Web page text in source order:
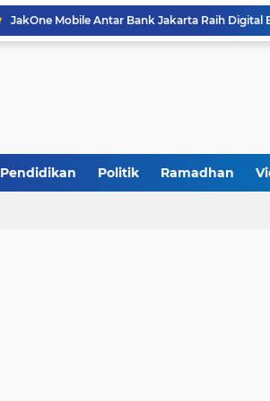
Sinergi Fiskal Moneter: Arah Baru Industri Jasa
Pendidikan Politik Ramadhan